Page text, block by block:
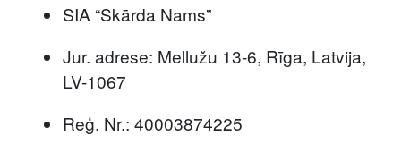
SIA “Skārda Nams”
Jur. adrese: Mellužu 13-6, Rīga, Latvija,
LV-1067
Reģ. Nr.: 40003874225